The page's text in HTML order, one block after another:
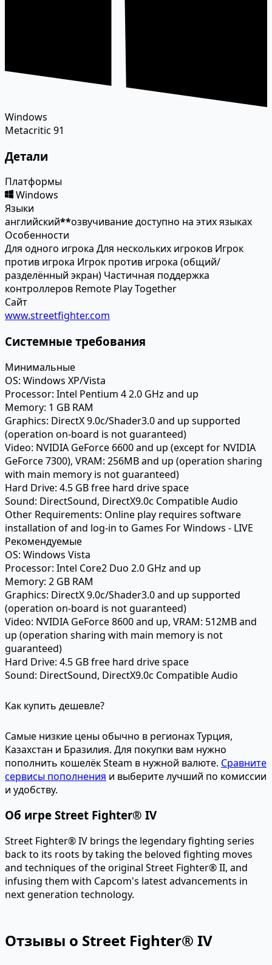
Windows
Metacritic 91
Детали
Платформы
Windows
Языки
английский**озвучивание доступно на этих языках
Особенности
Для одного игрока Для нескольких игроков Игрок
против игрока Игрок против игрока (общий/
разделённый экран) Частичная поддержка
контроллеров Remote Play Together
Сайт
www.streetfighter.com
Системные требования
Минимальные
OS: Windows XP/Vista
Processor: Intel Pentium 4 2.0 GHz and up
Memory: 1 GB RAM
Graphics: DirectX 9.0c/Shader3.0 and up supported
(operation on-board is not guaranteed)
Video: NVIDIA GeForce 6600 and up (except for NVIDIA
GeForce 7300), VRAM: 256MB and up (operation sharing
with main memory is not guaranteed)
Hard Drive: 4.5 GB free hard drive space
Sound: DirectSound, DirectX9.0c Compatible Audio
Other Requirements: Online play requires software
installation of and log-in to Games For Windows - LIVE
Рекомендуемые
OS: Windows Vista
Processor: Intel Core2 Duo 2.0 GHz and up
Memory: 2 GB RAM
Graphics: DirectX 9.0c/Shader3.0 and up supported
(operation on-board is not guaranteed)
Video: NVIDIA GeForce 8600 and up, VRAM: 512MB and
up (operation sharing with main memory is not
guaranteed)
Hard Drive: 4.5 GB free hard drive space
Sound: DirectSound, DirectX9.0c Compatible Audio
Как купить дешевле?
Самые низкие цены обычно в регионах Турция,
Казахстан и Бразилия. Для покупки вам нужно
пополнить кошелёк Steam в нужной валюте. Сравните
сервисы пополнения и выберите лучший по комиссии
и удобству.
Об игре Street Fighter® IV
Street Fighter® IV brings the legendary fighting series
back to its roots by taking the beloved fighting moves
and techniques of the original Street Fighter® II, and
infusing them with Capcom's latest advancements in
next generation technology.
Отзывы о Street Fighter® IV